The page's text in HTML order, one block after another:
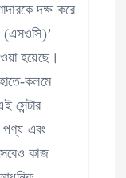
দক্ষ করে
(এসওসি)’
হয়েছে।
হাতে-কলমে
সেন্টার
পণ্য এবং
কাজ